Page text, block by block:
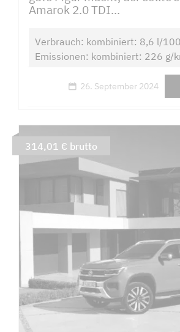
Amarok 2.0 TDI...
Verbrauch: kombiniert: 8,6 l/
Emissionen: kombiniert: 226 g/
26. September 2024
314,01 € brutto